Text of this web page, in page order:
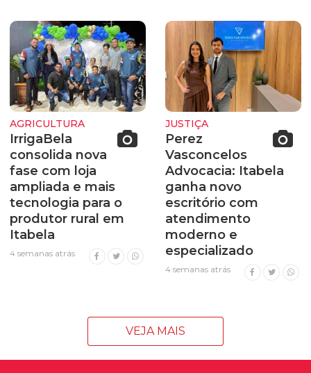
AGRICULTURA
IrrigaBela
consolida nova
fase com loja
ampliada e mais
tecnologia para o
produtor rural em
Itabela
4 semanas atrás
JUSTIÇA
Perez
Vasconcelos
Advocacia: Itabela
ganha novo
escritório com
atendimento
moderno e
especializado
4 semanas atrás
VEJA MAIS